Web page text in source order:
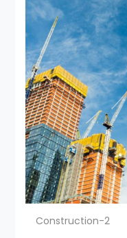
Construction-2